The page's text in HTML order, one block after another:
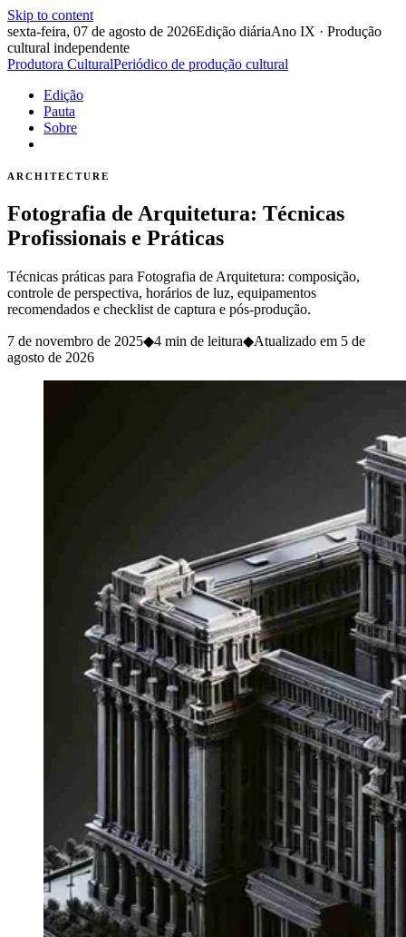
Skip to content
sexta-feira, 07 de agosto de 2026Edição diáriaAno IX · Produção
cultural independente
Produtora CulturalPeriódico de produção cultural
Edição
Pauta
Sobre
ARCHITECTURE
Fotografia de Arquitetura: Técnicas
Profissionais e Práticas
Técnicas práticas para Fotografia de Arquitetura: composição,
controle de perspectiva, horários de luz, equipamentos
recomendados e checklist de captura e pós-produção.
7 de novembro de 2025◆4 min de leitura◆Atualizado em 5 de
agosto de 2026